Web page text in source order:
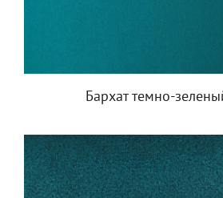
Бархат темно-